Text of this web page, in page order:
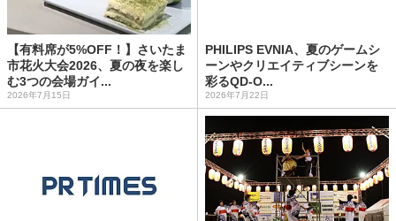
【有料席が5%OFF！】さいたま
市花火大会2026、夏の夜を楽し
む3つの会場ガイ...
2026年7月15日
PHILIPS EVNIA、夏のゲームシ
ーンやクリエイティブシーンを
彩るQD-O...
2026年7月22日